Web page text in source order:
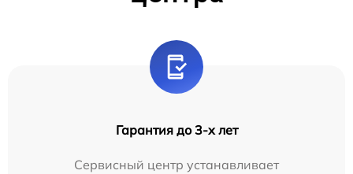
Гарантия до 3-х лет
Сервисный центр устанавливает